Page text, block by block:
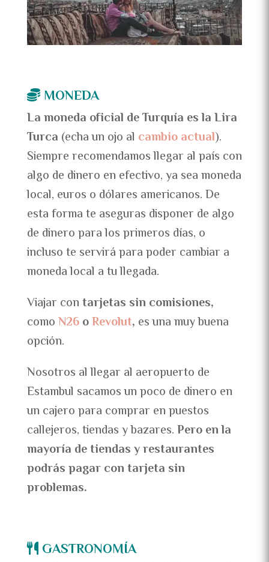
MONEDA
La moneda oficial de Turquía es la Lira
Turca (echa un ojo al cambio actual).
Siempre recomendamos llegar al país con
algo de dinero en efectivo, ya sea moneda
local, euros o dólares americanos. De
esta forma te aseguras disponer de algo
de dinero para los primeros días, o
incluso te servirá para poder cambiar a
moneda local a tu llegada.
Viajar contarjetas sin comisiones,
comoN26oRevolut, es una muy buena
opción.
Nosotros al llegar al aeropuerto de
Estambul sacamos un poco de dinero en
un cajero para comprar en puestos
callejeros, tiendas y bazares.Pero en la
mayoría de tiendas y restaurantes
podrás pagar con tarjeta sin
problemas.
GASTRONOMÍA